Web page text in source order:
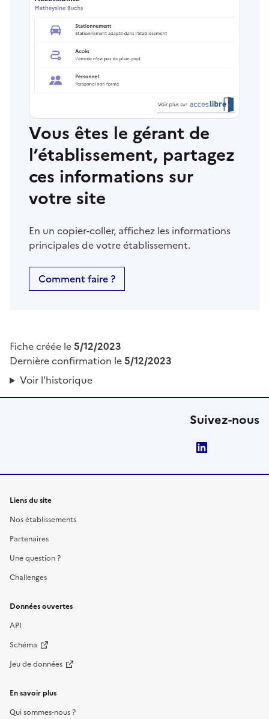
Vous êtes le gérant de
l’établissement, partagez
ces informations sur
votre site
En un copier-coller, affichez les informations
principales de votre établissement.
Comment faire ?
Fiche créée le5/12/2023
Dernière confirmation le5/12/2023
Voir l'historique
Suivez-nous
Liens du site
Nos établissements
Partenaires
Une question ?
Challenges
Données ouvertes
API
Schéma
Jeu de données
En savoir plus
Qui sommes-nous ?